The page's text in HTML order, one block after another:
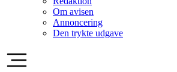
Om avisen
Annoncering
Den trykte udgave